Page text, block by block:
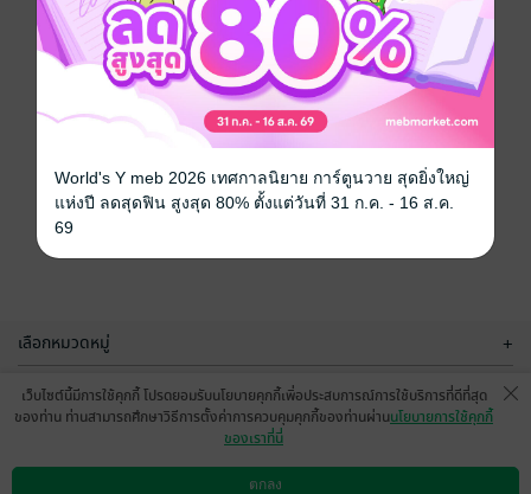
เลือกหมวดหมู่ +
บริการช่วยเหลือ +
เว็บไซต์นี้มีการใช้คุกกี้ โปรดยอมรับนโยบายคุกกี้เพื่อประสบการณ์การใช้บริการที่ดีที่สุด
ของท่าน ท่านสามารถศึกษาวิธีการตั้งค่าการควบคุมคุกกี้ของท่านผ่านนโยบายการใช้คุกกี้
ของเราที่นี่
ตกลง
World's Y meb 2026 เทศกาลนิยาย การ์ตูนวาย สุดยิ่งใหญ่
แห่งปี ลดสุดฟิน สูงสุด 80% ตั้งแต่วันที่ 31 ก.ค. - 16 ส.ค.
69